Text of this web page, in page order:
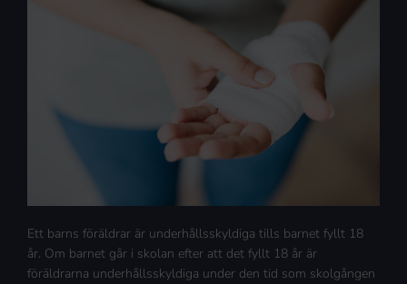
Ett barns föräldrar är underhållsskyldiga tills barnet fyllt 18
år. Om barnet går i skolan efter att det fyllt 18 år är
föräldrarna underhållsskyldiga under den tid som skolgången